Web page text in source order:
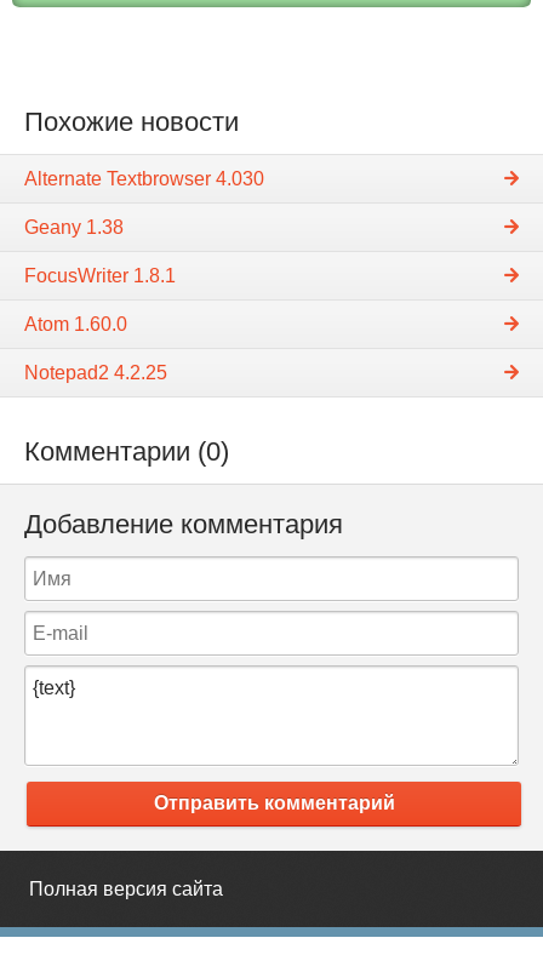
Похожие новости
Alternate Textbrowser 4.030
Geany 1.38
FocusWriter 1.8.1
Atom 1.60.0
Notepad2 4.2.25
Комментарии (0)
Добавление комментария
Отправить комментарий
Полная версия сайта